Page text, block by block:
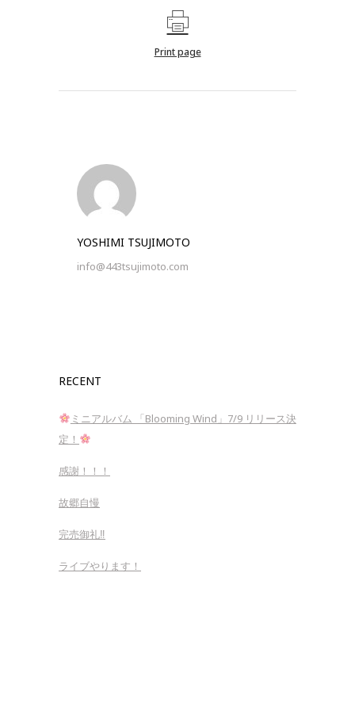
Print page
YOSHIMI TSUJIMOTO
info@443tsujimoto.com
RECENT
ミニアルバム 「Blooming Wind」7/9 リリース決
定！
感謝！！！
故郷自慢
完売御礼‼︎
ライブやります！